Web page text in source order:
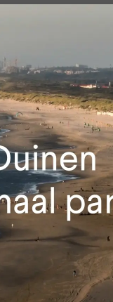
uw deelname!
mail